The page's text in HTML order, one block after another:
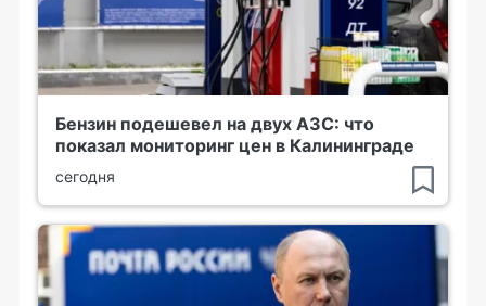
Бензин подешевел на двух АЗС: что
показал мониторинг цен в Калининграде
сегодня